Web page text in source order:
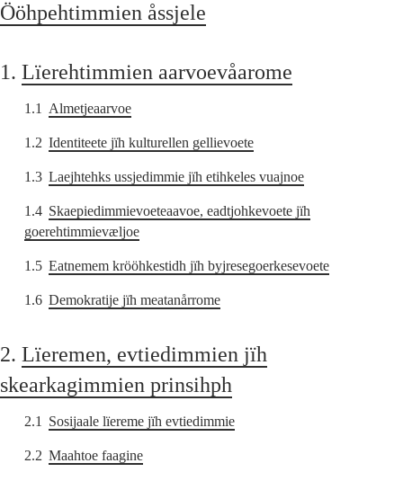
Ööhpehtimmien åssjele
1. Lïerehtimmien aarvoevåarome
1.1 Almetjeaarvoe
1.2 Identiteete jïh kulturellen gellievoete
1.3 Laejhtehks ussjedimmie jïh etihkeles vuajnoe
1.4 Skaepiedimmievoeteaavoe, eadtjohkevoete jïh
goerehtimmievæljoe
1.5 Eatnemem krööhkestidh jïh byjresegoerkesevoete
1.6 Demokratije jïh meatanårrome
2. Lïeremen, evtiedimmien jïh
skearkagimmien prinsihph
2.1 Sosijaale lïereme jïh evtiedimmie
2.2 Maahtoe faagine